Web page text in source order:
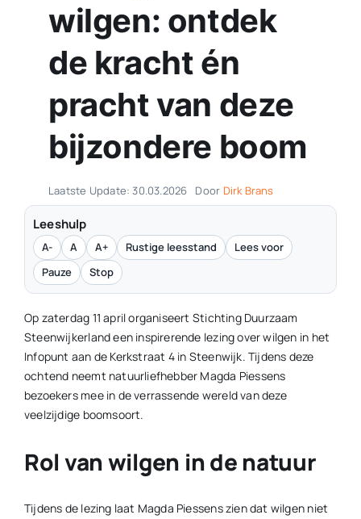
wilgen: ontdek
de kracht én
pracht van deze
bijzondere boom
Laatste Update: 30.03.2026 Door Dirk Brans
Leeshulp
A- A A+ Rustige leesstand
Lees voor
Pauze
Stop
Op zaterdag 11 april organiseert Stichting Duurzaam
Steenwijkerland een inspirerende lezing over wilgen in het
Infopunt aan de Kerkstraat 4 in Steenwijk. Tijdens deze
ochtend neemt natuurliefhebber Magda Piessens
bezoekers mee in de verrassende wereld van deze
veelzijdige boomsoort.
Rol van wilgen in de natuur
Tijdens de lezing laat Magda Piessens zien dat wilgen niet